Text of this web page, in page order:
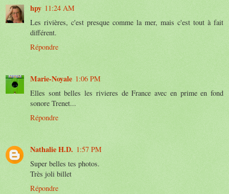
hpy 11:24 AM
Les rivières, c'est presque comme la mer, mais c'est tout à fait
différent.
Répondre
Marie-Noyale 1:06 PM
Elles sont belles les rivieres de France avec en prime en fond
sonore Trenet...
Répondre
Nathalie H.D. 1:57 PM
Super belles tes photos.
Très joli billet
Répondre